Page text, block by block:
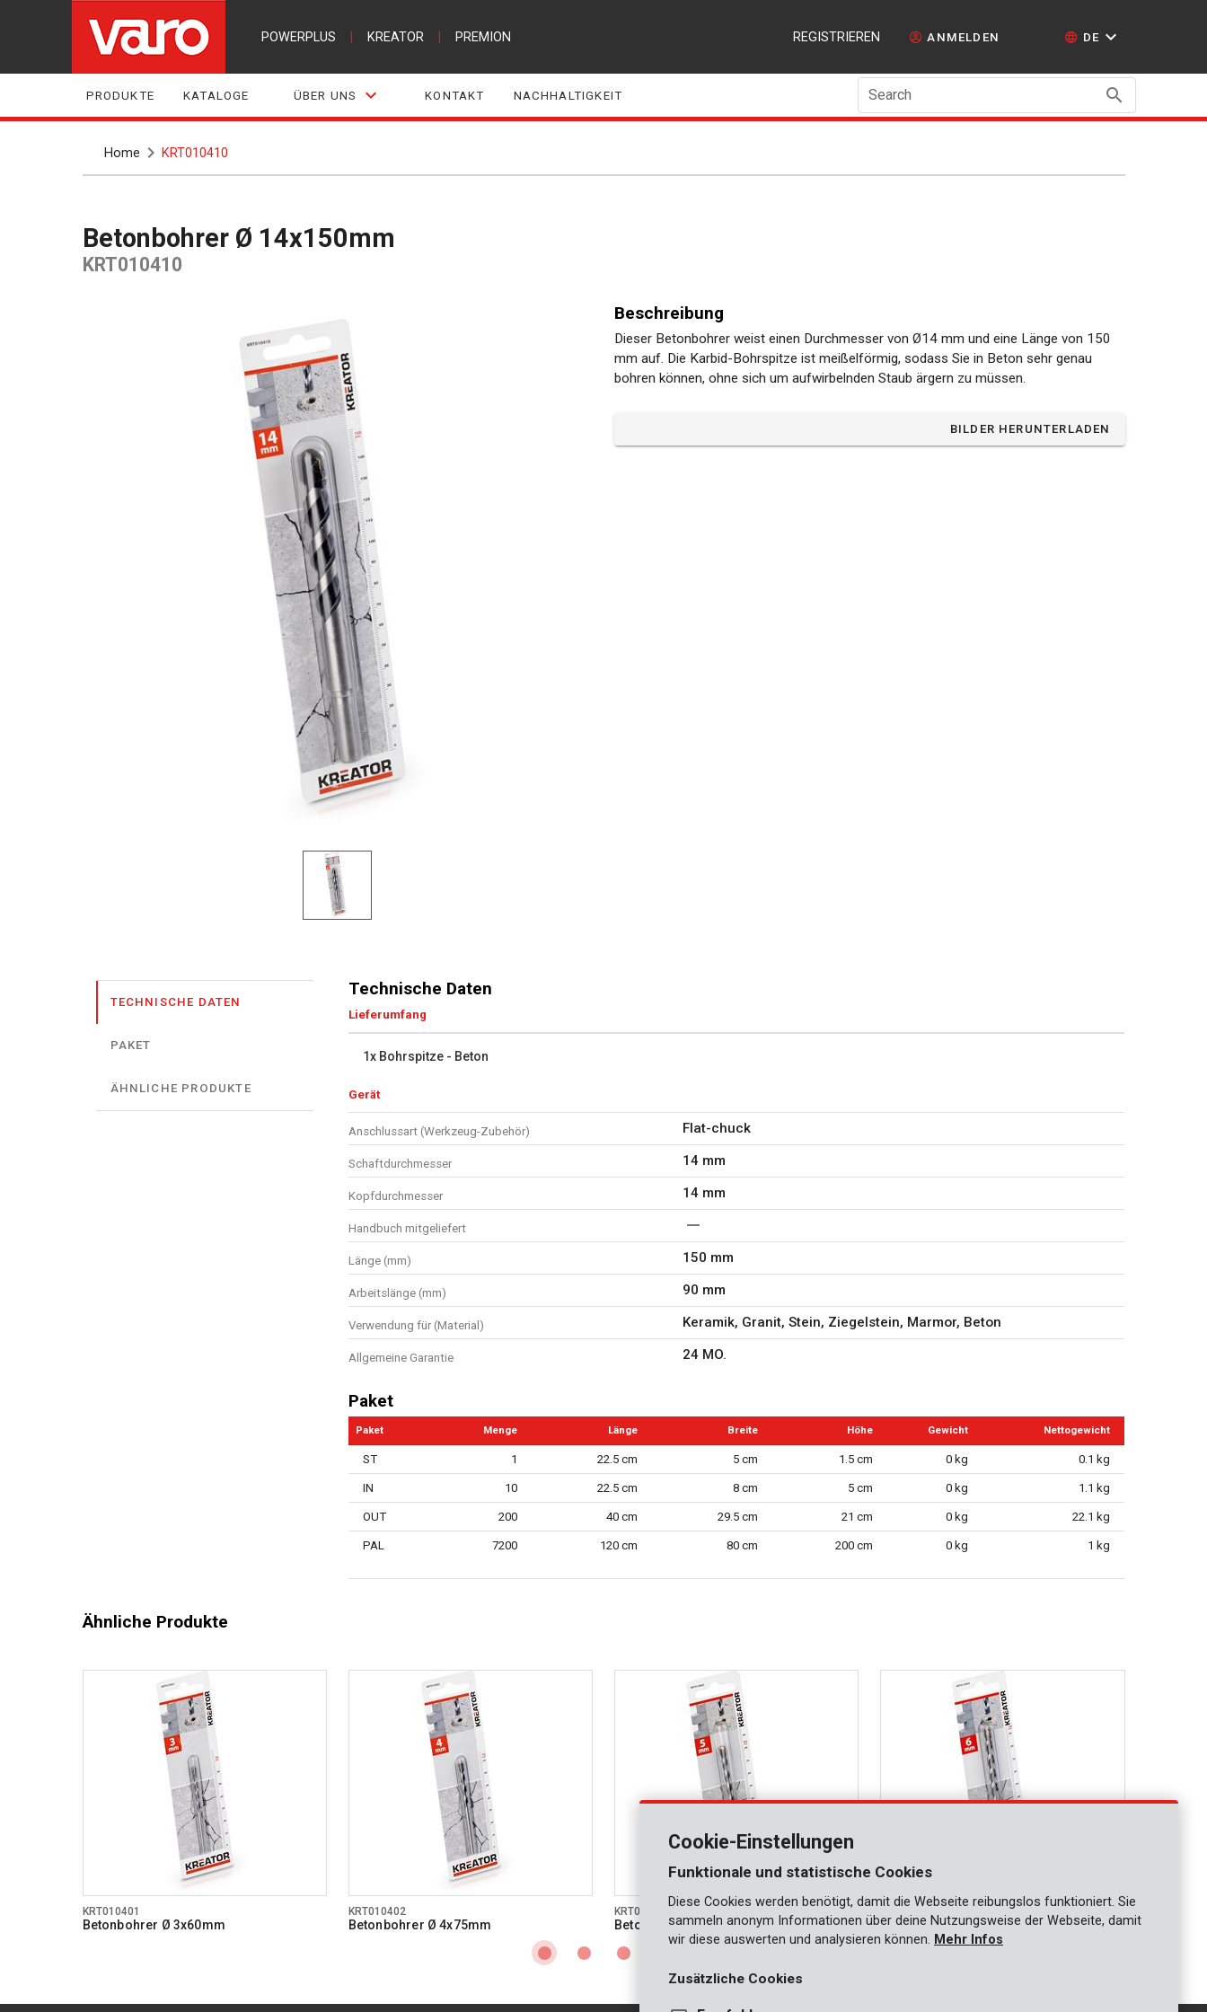
POWERPLUS KREATOR PREMION REGISTRIEREN ANMELDEN DE
PRODUKTE KATALOGE ÜBER UNS KONTAKT NACHHALTIGKEIT Search
Home KRT010410
Betonbohrer Ø 14x150mm
KRT010410
Beschreibung
Dieser Betonbohrer weist einen Durchmesser von Ø14 mm und eine Länge von 150
mm auf. Die Karbid-Bohrspitze ist meißelförmig, sodass Sie in Beton sehr genau
bohren können, ohne sich um aufwirbelnden Staub ärgern zu müssen.
BILDER HERUNTERLADEN
TECHNISCHE DATEN
PAKET
ÄHNLICHE PRODUKTE
Technische Daten
Lieferumfang
1x Bohrspitze - Beton
Gerät
Anschlussart (Werkzeug-Zubehör) Flat-chuck
Schaftdurchmesser 14 mm
Kopfdurchmesser 14 mm
Handbuch mitgeliefert
Länge (mm) 150 mm
Arbeitslänge (mm) 90 mm
Verwendung für (Material) Keramik, Granit, Stein, Ziegelstein, Marmor, Beton
Allgemeine Garantie 24 MO.
Paket
Paket Menge Länge Breite Höhe Gewicht Nettogewicht
ST 1 22.5 cm 5 cm 1.5 cm 0 kg 0.1 kg
IN 10 22.5 cm 8 cm 5 cm 0 kg 1.1 kg
OUT 200 40 cm 29.5 cm 21 cm 0 kg 22.1 kg
PAL 7200 120 cm 80 cm 200 cm 0 kg 1 kg
Ähnliche Produkte
KRT010401
Betonbohrer Ø 3x60mm
KRT010402
Betonbohrer Ø 4x75mm
KRT010403
Betonbohrer Ø 5x85mm Betonbohrer Ø 6x100mm
Cookie-Einstellungen
Funktionale und statistische Cookies
Diese Cookies werden benötigt, damit die Webseite reibungslos funktioniert. Sie
sammeln anonym Informationen über deine Nutzungsweise der Webseite, damit
wir diese auswerten und analysieren können. Mehr Infos
Zusätzliche Cookies